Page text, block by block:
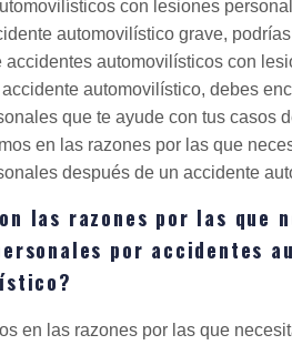
con lesiones
automovilístico grave,
accidentes automovilísticos con
automovilístico, debes
que te ayude con tus casos
en las razones por las que
después de un accidente
las razones por las que
por accidentes
en las razones por las que